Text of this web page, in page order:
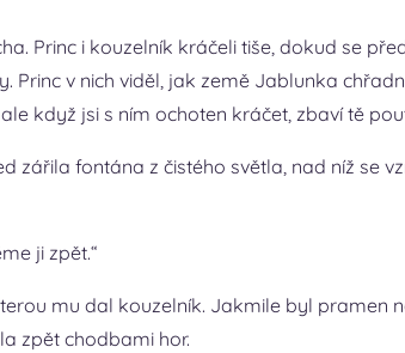
Princ i kouzelník kráčeli tiše, dokud se
v nich viděl, jak země Jablunka
když jsi s ním ochoten kráčet, zbaví tě
zářila fontána z čistého světla, nad níž se
ji zpět.“
mu dal kouzelník. Jakmile byl pramen
zpět chodbami hor.